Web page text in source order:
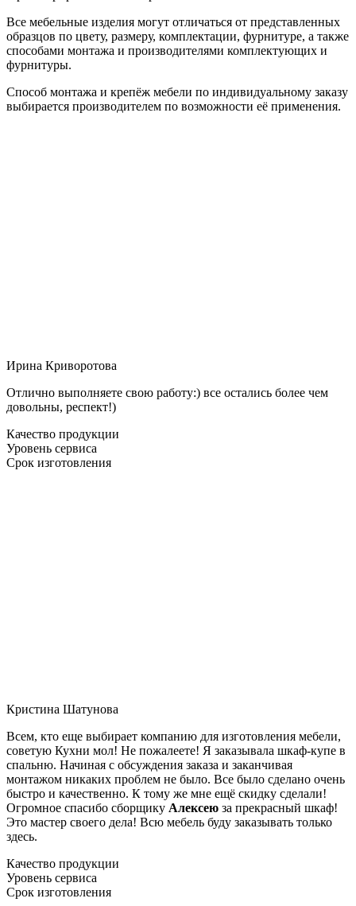
Все мебельные изделия могут отличаться от представленных
образцов по цвету, размеру, комплектации, фурнитуре, а также
способами монтажа и производителями комплектующих и
фурнитуры.
Способ монтажа и крепёж мебели по индивидуальному заказу
выбирается производителем по возможности её применения.
Ирина Криворотова
Отлично выполняете свою работу:) все остались более чем
довольны, респект!)
Качество продукции
Уровень сервиса
Срок изготовления
Кристина Шатунова
Всем, кто еще выбирает компанию для изготовления мебели,
советую Кухни мол! Не пожалеете! Я заказывала шкаф-купе в
спальню. Начиная с обсуждения заказа и заканчивая
монтажом никаких проблем не было. Все было сделано очень
быстро и качественно. К тому же мне ещё скидку сделали!
Огромное спасибо сборщику Алексею за прекрасный шкаф!
Это мастер своего дела! Всю мебель буду заказывать только
здесь.
Качество продукции
Уровень сервиса
Срок изготовления